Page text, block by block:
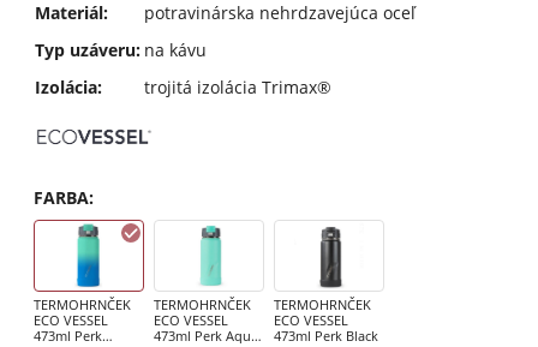
Materiál:
potravinárska nehrdzavejúca oceľ
Typ uzáveru: na kávu
Izolácia: trojitá izolácia Trimax®
FARBA:
TERMOHRNČEK
ECO VESSEL
473ml Perk
TERMOHRNČEK
ECO VESSEL
473ml Perk Aqua
TERMOHRNČEK
ECO VESSEL
473ml Perk Black